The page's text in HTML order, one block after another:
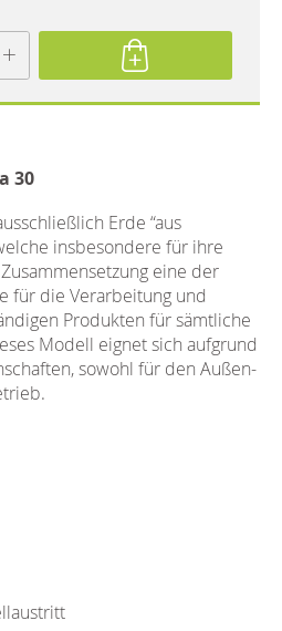
30
Erde “aus
insbesondere für ihre
eine der
für die Verarbeitung und
Produkten für sämtliche
Modell eignet sich aufgrund
sowohl für den Außen-